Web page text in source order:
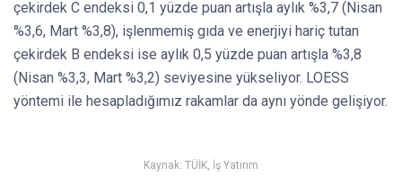
çekirdek C endeksi 0,1 yüzde puan artışla aylık %3,7 (Nisan
%3,6, Mart %3,8), işlenmemiş gıda ve enerjiyi hariç tutan
çekirdek B endeksi ise aylık 0,5 yüzde puan artışla %3,8
(Nisan %3,3, Mart %3,2) seviyesine yükseliyor. LOESS
yöntemi ile hesapladığımız rakamlar da aynı yönde gelişiyor.
Kaynak: TÜİK, İş Yatırım